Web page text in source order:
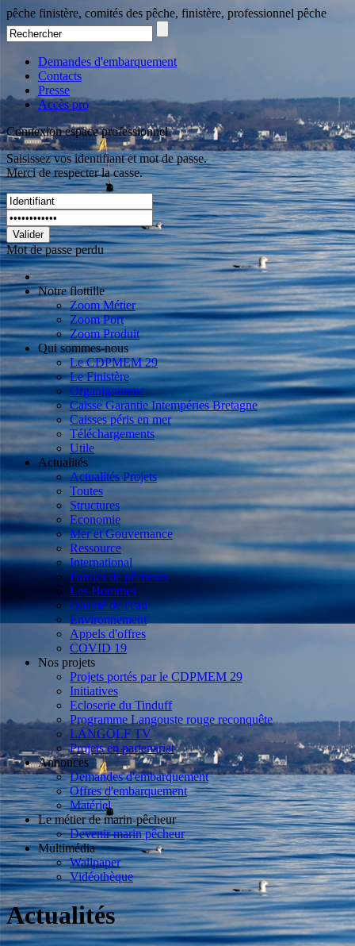
pêche finistère, comités des pêche, finistère, professionnel pêche
Demandes d'embarquement
Contacts
Presse
Accès pro
Connexion espace professionnel
Saisissez vos identifiant et mot de passe.
Merci de respecter la casse.
Valider
Mot de passe perdu
Notre flottille
Zoom Métier
Zoom Port
Zoom Produit
Qui sommes-nous
Le CDPMEM 29
Le Finistère
Organigramme
Caisse Garantie Intempéries Bretagne
Caisses péris en mer
Téléchargements
Utile
Actualités
Actualités Projets
Toutes
Structures
Economie
Mer et Gouvernance
Ressource
International
Paroles de pêcheurs
Les Hommes
Qualité de l'eau
Environnement
Appels d'offres
COVID 19
Nos projets
Projets portés par le CDPMEM 29
Initiatives
Ecloserie du Tinduff
Programme Langouste rouge reconquête
LANGOLF TV
Projets en partenariat
Annonces
Demandes d'embarquement
Offres d'embarquement
Matériel
Le métier de marin-pêcheur
Devenir marin pêcheur
Multimédia
Wallpaper
Vidéothèque
Actualités